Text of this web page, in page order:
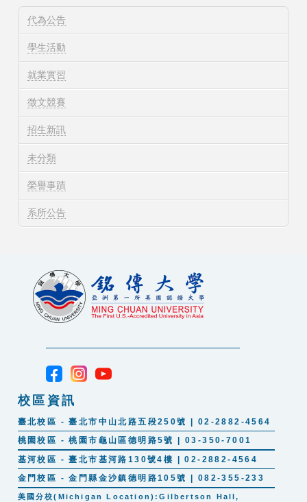
代為公告
學生活動
就業實習
徵文競賽
招生新訊
未分類
榮譽事蹟
系所公告
校區資訊
臺北校區 - 臺北市中山北路五段250號 | 02-2882-4564
桃園校區 - 桃園市龜山區德明路5號 | 03-350-7001
基河校區 - 臺北市基河路130號4樓 | 02-2882-4564
金門校區 - 金門縣金沙鎮德明路105號 | 082-355-233
美國分校(Michigan Location):Gilbertson Hall,